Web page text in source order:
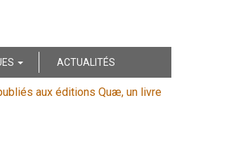
ACTUALITÉS
aux éditions Quæ, un livre